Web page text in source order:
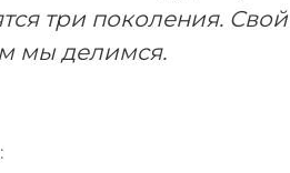
три поколения.
мы делимся.